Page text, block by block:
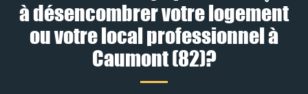
à désencombrer votre logement
ou votre local professionnel à
Caumont (82)?